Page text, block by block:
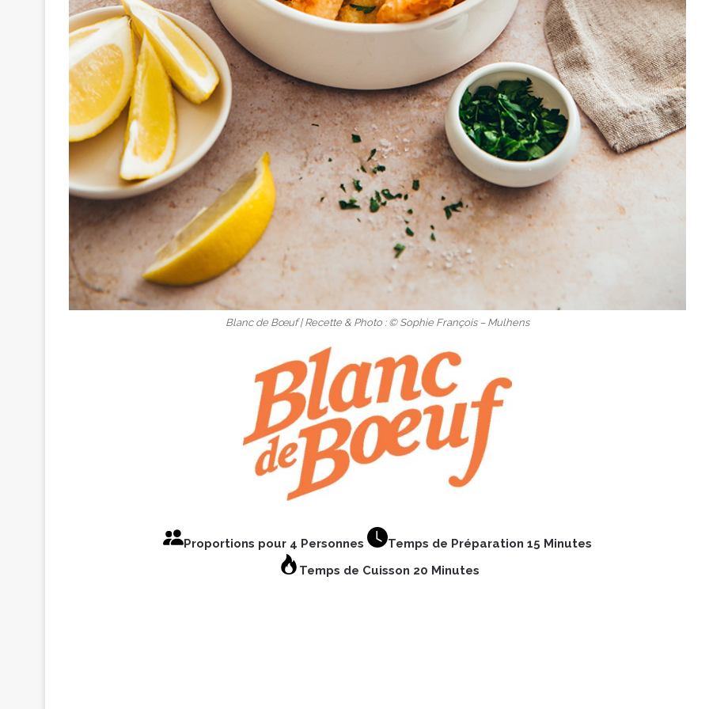
Blanc de Bœuf | Recette & Photo : © Sophie François – Mulhens
Proportions pour 4 Personnes
Temps de Préparation 15 Minutes
Temps de Cuisson 20 Minutes